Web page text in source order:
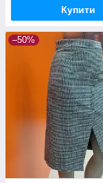
Купити
–50%